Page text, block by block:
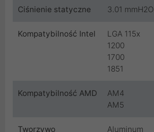
Ciśnienie statyczne 3.01 mmH2O
Kompatybilność Intel
LGA 115x
1200
1700
1851
Kompatybilność AMD
AM4
AM5
Tworzywo Aluminum